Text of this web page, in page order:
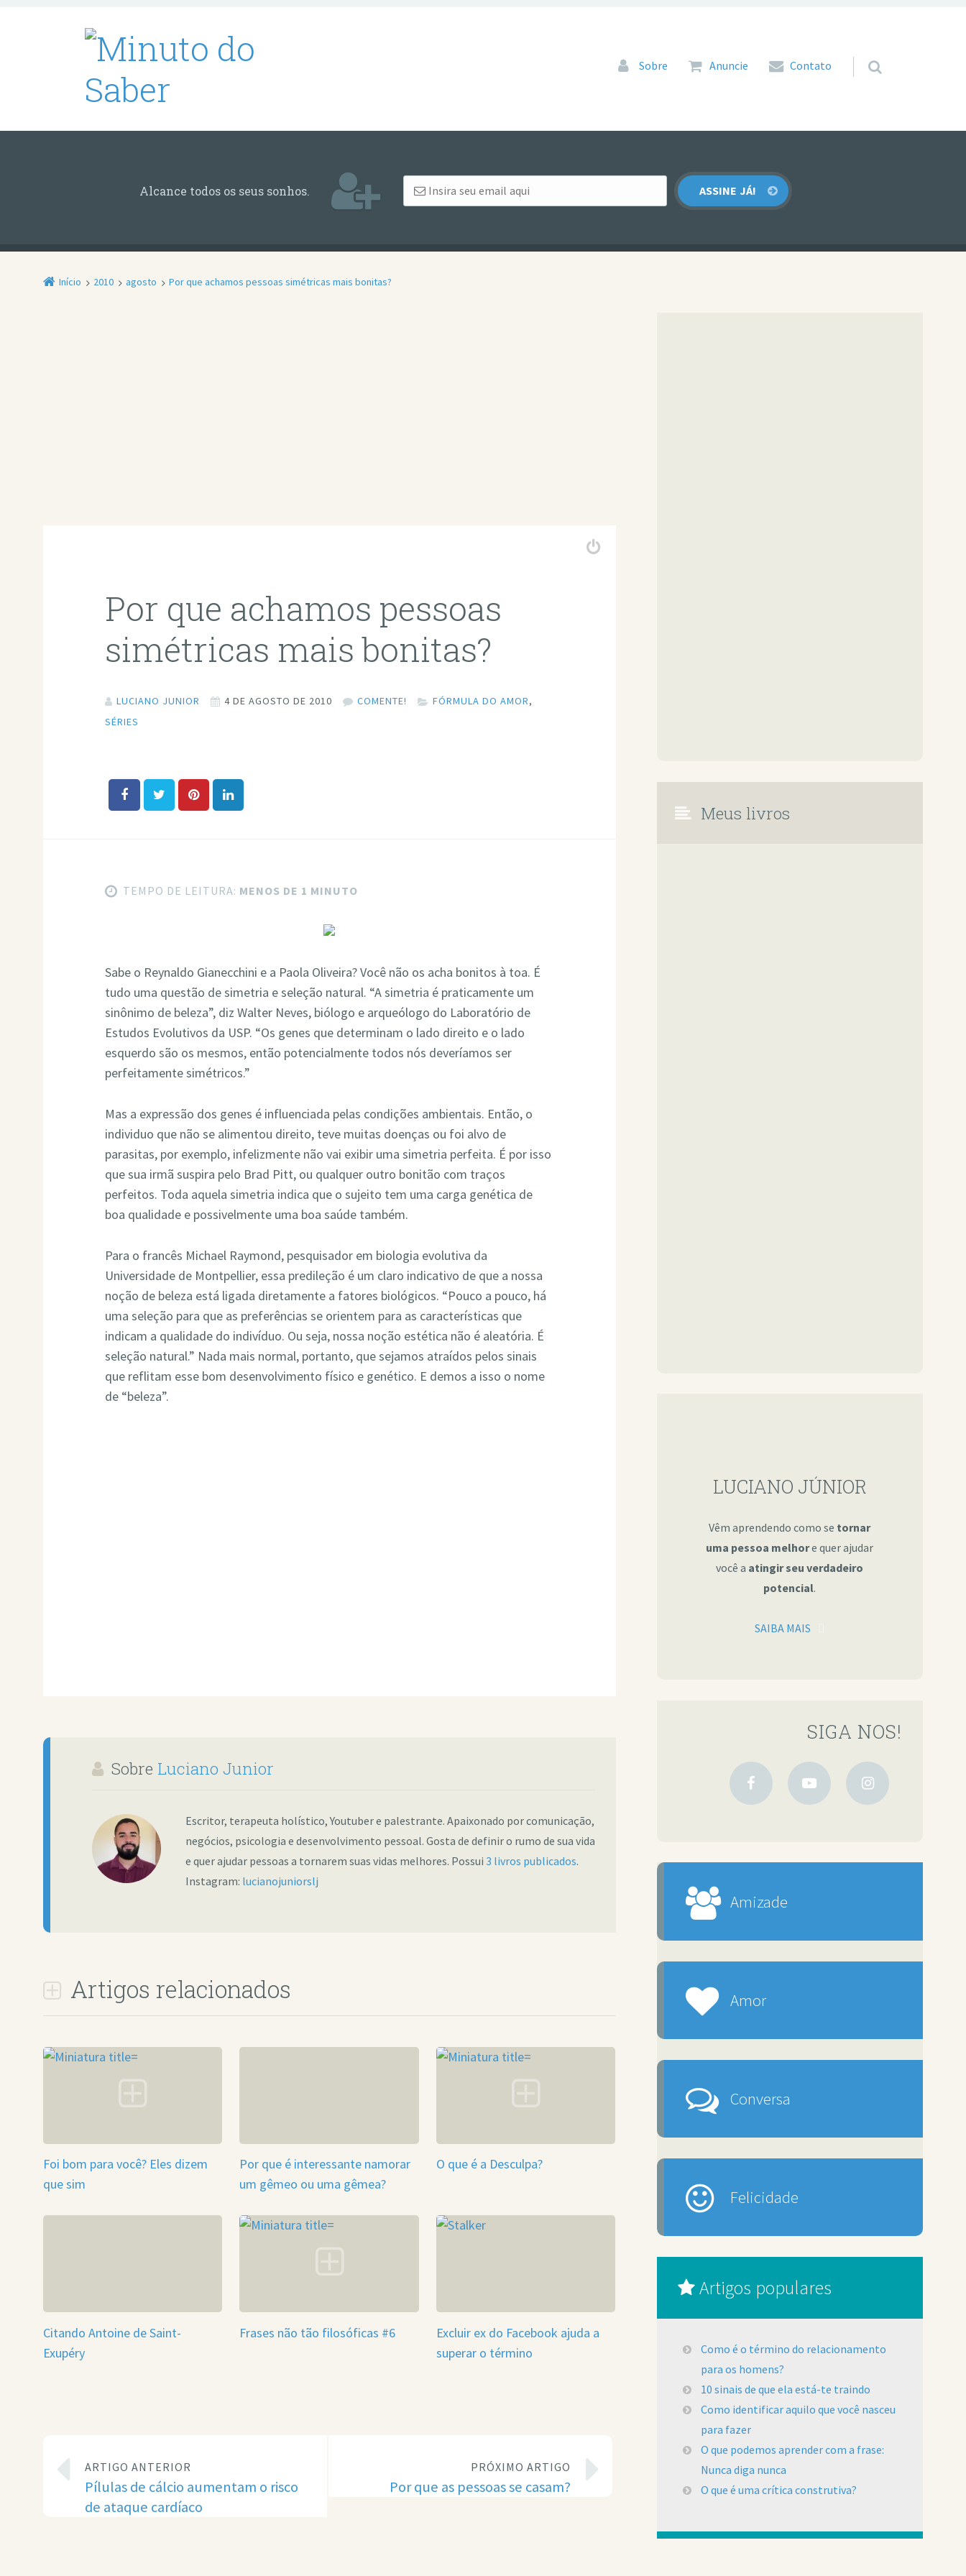
Pular para o conteúdo
Sobre Anuncie Contato
Alcance todos os seus sonhos.
Início 2010 agosto Por que achamos pessoas simétricas mais bonitas?
Por que achamos pessoas
simétricas mais bonitas?
LUCIANO JUNIOR 4 DE AGOSTO DE 2010 COMENTE! FÓRMULA DO AMOR,
SÉRIES
TEMPO DE LEITURA: MENOS DE 1 MINUTO
Sabe o Reynaldo Gianecchini e a Paola Oliveira? Você não os acha bonitos à toa. É
tudo uma questão de simetria e seleção natural. “A simetria é praticamente um
sinônimo de beleza”, diz Walter Neves, biólogo e arqueólogo do Laboratório de
Estudos Evolutivos da USP. “Os genes que determinam o lado direito e o lado
esquerdo são os mesmos, então potencialmente todos nós deveríamos ser
perfeitamente simétricos.”
Mas a expressão dos genes é influenciada pelas condições ambientais. Então, o
individuo que não se alimentou direito, teve muitas doenças ou foi alvo de
parasitas, por exemplo, infelizmente não vai exibir uma simetria perfeita. É por isso
que sua irmã suspira pelo Brad Pitt, ou qualquer outro bonitão com traços
perfeitos. Toda aquela simetria indica que o sujeito tem uma carga genética de
boa qualidade e possivelmente uma boa saúde também.
Para o francês Michael Raymond, pesquisador em biologia evolutiva da
Universidade de Montpellier, essa predileção é um claro indicativo de que a nossa
noção de beleza está ligada diretamente a fatores biológicos. “Pouco a pouco, há
uma seleção para que as preferências se orientem para as características que
indicam a qualidade do indivíduo. Ou seja, nossa noção estética não é aleatória. É
seleção natural.” Nada mais normal, portanto, que sejamos atraídos pelos sinais
que reflitam esse bom desenvolvimento físico e genético. E demos a isso o nome
de “beleza”.
Sobre Luciano Junior
Escritor, terapeuta holístico, Youtuber e palestrante. Apaixonado por comunicação,
negócios, psicologia e desenvolvimento pessoal. Gosta de definir o rumo de sua vida
e quer ajudar pessoas a tornarem suas vidas melhores. Possui 3 livros publicados.
Instagram: lucianojuniorslj
Artigos relacionados
Foi bom para você? Eles dizem
que sim
Por que é interessante namorar
um gêmeo ou uma gêmea?
O que é a Desculpa?
Citando Antoine de Saint-
Exupéry
Frases não tão filosóficas #6
Excluir ex do Facebook ajuda a
superar o término
ARTIGO ANTERIOR
Pílulas de cálcio aumentam o risco
de ataque cardíaco
PRÓXIMO ARTIGO
Por que as pessoas se casam?
Meus livros
LUCIANO JÚNIOR
Vêm aprendendo como se tornar
uma pessoa melhore quer ajudar
você a atingir seu verdadeiro
potencial.
SAIBA MAIS
SIGA NOS!
Amizade
Amor
Conversa
Felicidade
Artigos populares
Como é o término do relacionamento
para os homens?
10 sinais de que ela está-te traindo
Como identificar aquilo que você nasceu
para fazer
O que podemos aprender com a frase:
Nunca diga nunca
O que é uma crítica construtiva?